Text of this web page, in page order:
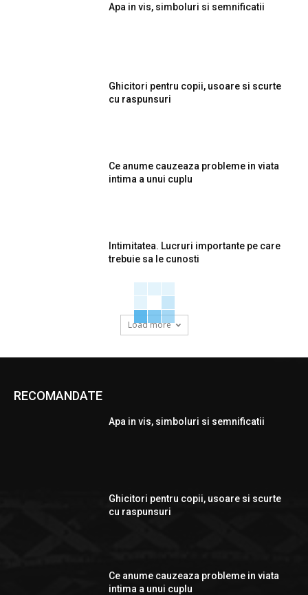
Apa in vis, simboluri si semnificatii
Ghicitori pentru copii, usoare si scurte
cu raspunsuri
Ce anume cauzeaza probleme in viata
intima a unui cuplu
Intimitatea. Lucruri importante pe care
trebuie sa le cunosti
Load more
RECOMANDATE
Apa in vis, simboluri si semnificatii
Ghicitori pentru copii, usoare si scurte
cu raspunsuri
Ce anume cauzeaza probleme in viata
intima a unui cuplu